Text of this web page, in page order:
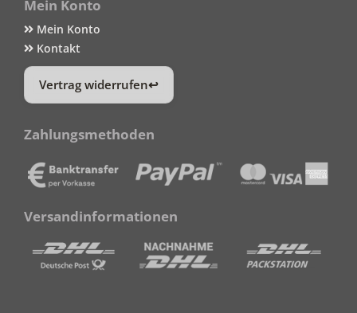
Mein Konto
Mein Konto
Kontakt
Vertrag widerrufen
Zahlungsmethoden
Versandinformationen